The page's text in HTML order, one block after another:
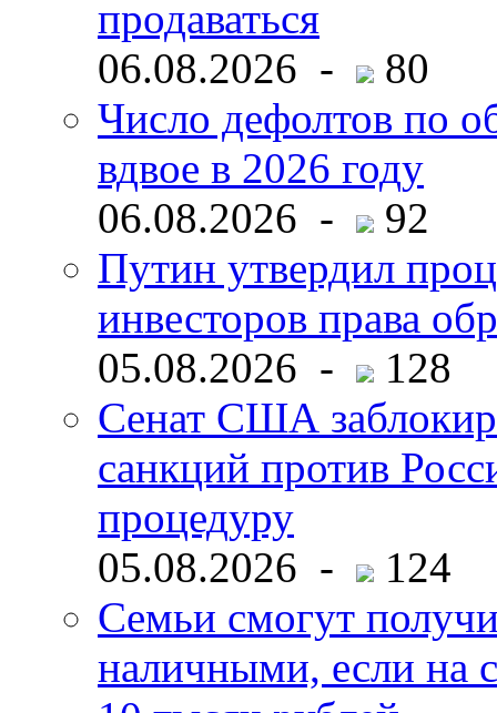
продаваться
06.08.2026 -
80
Число дефолтов по
вдвое в 2026 году
06.08.2026 -
92
Путин утвердил
инвесторов права
05.08.2026 -
128
Сенат США
санкций против
процедуру
05.08.2026 -
124
Семьи смогут
наличными, если на